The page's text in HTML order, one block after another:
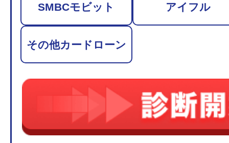
SMBCモビット アイフル
その他カードローン